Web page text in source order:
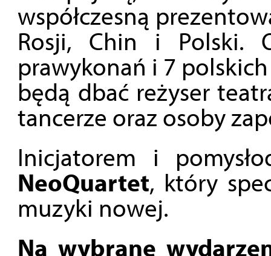
współczesną
Rosji, Chin i Polski.
prawykonań i 7
będą dbać reżyser
tancerze oraz osoby
Inicjatorem i
NeoQuartet, który
muzyki nowej.
Na wybrane